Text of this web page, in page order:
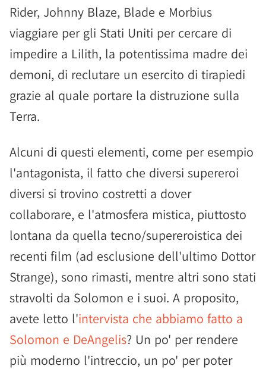
Rider, Johnny Blaze, Blade e Morbius
viaggiare per gli Stati Uniti per cercare di
impedire a Lilith, la potentissima madre dei
demoni, di reclutare un esercito di tirapiedi
grazie al quale portare la distruzione sulla
Terra.
Alcuni di questi elementi, come per esempio
l'antagonista, il fatto che diversi supereroi
diversi si trovino costretti a dover
collaborare, e l'atmosfera mistica, piuttosto
lontana da quella tecno/supereroistica dei
recenti film (ad esclusione dell'ultimo Dottor
Strange), sono rimasti, mentre altri sono stati
stravolti da Solomon e i suoi. A proposito,
avete letto l'intervista che abbiamo fatto a
Solomon e DeAngelis? Un po' per rendere
più moderno l'intreccio, un po' per poter